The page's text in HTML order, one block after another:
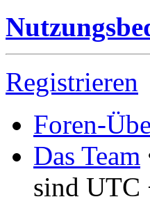
Registrieren
Foren-
Das Team
sind UTC